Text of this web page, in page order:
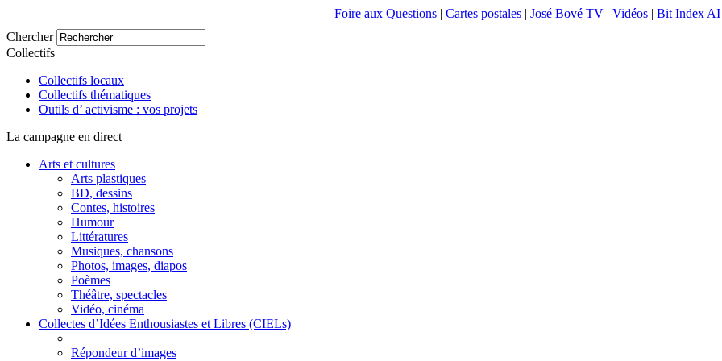
Foire aux Questions | Cartes postales | José Bové TV | Vidéos | Bit Index AI
Chercher
Collectifs
Collectifs locaux
Collectifs thématiques
Outils d’ activisme : vos projets
La campagne en direct
Arts et cultures
Arts plastiques
BD, dessins
Contes, histoires
Humour
Littératures
Musiques, chansons
Photos, images, diapos
Poèmes
Théâtre, spectacles
Vidéo, cinéma
Collectes d’Idées Enthousiastes et Libres (CIELs)
Répondeur d’images